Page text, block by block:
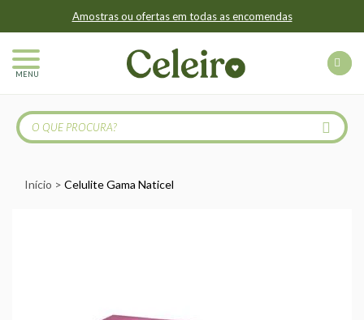
Amostras ou ofertas em todas as encomendas
MENU
Início Celulite Gama Naticel